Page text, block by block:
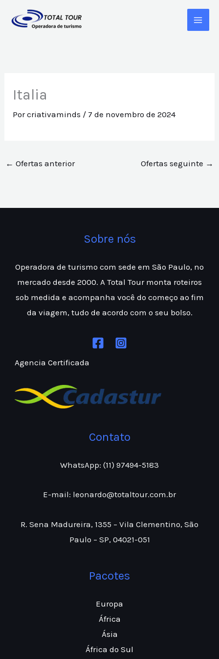
para
Italia
Porcriativaminds / 7 de novembro de 2024
← Ofertas anterior Ofertas seguinte →
Sobre nós
Operadora de turismo com sede em São Paulo, no
mercado desde 2000. A Total Tour monta roteiros
sob medida e acompanha você do começo ao fim
da viagem, tudo de acordo com o seu bolso.
Agencia Certificada
Contato
WhatsApp: (11) 97494-5183
E-mail: leonardo@totaltour.com.br
R. Sena Madureira, 1355 – Vila Clementino, São
Paulo – SP, 04021-051
Pacotes
Europa
África
Ásia
África do Sul